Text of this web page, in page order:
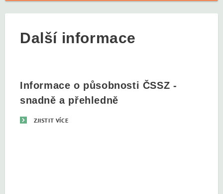
Další informace
Informace o působnosti ČSSZ -
snadně a přehledně
ZJISTIT VÍCE